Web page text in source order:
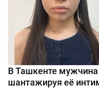
В Ташкенте
шантажируя её